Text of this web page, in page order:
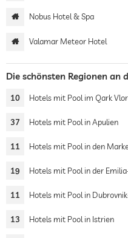
Nobus Hotel & Spa
Valamar Meteor Hotel
Die schönsten Regionen an
10 Hotels mit Pool im Qark
37 Hotels mit Pool in Apulien
11 Hotels mit Pool in den
19 Hotels mit Pool in der
11 Hotels mit Pool in
13 Hotels mit Pool in Istrien